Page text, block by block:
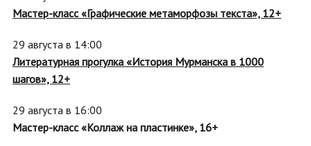
Мастер-класс «Графические метаморфозы текста», 12+
29 августа в 14:00
Литературная прогулка «История Мурманска в 1000
шагов», 12+
29 августа в 16:00
Мастер-класс «Коллаж на пластинке», 16+